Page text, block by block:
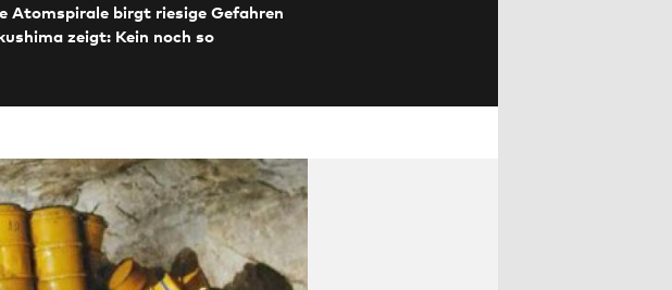
Atomspirale birgt riesige Gefahren
zeigt: Kein noch so